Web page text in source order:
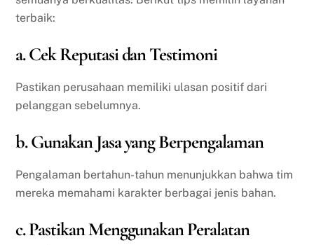
terbaik:
a. Cek Reputasi dan Testimoni
Pastikan perusahaan memiliki ulasan positif dari
pelanggan sebelumnya.
b. Gunakan Jasa yang Berpengalaman
Pengalaman bertahun-tahun menunjukkan bahwa tim
mereka memahami karakter berbagai jenis bahan.
c. Pastikan Menggunakan Peralatan